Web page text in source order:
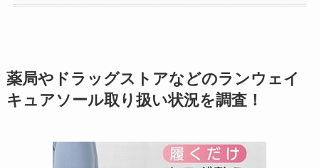
薬局やドラッグストアなどのランウェイ
キュアソール取り扱い状況を調査！